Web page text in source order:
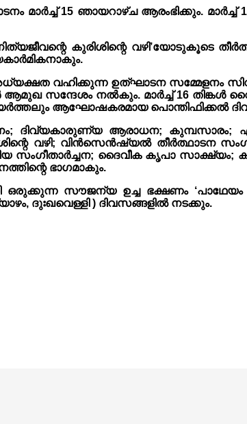
മാർച്ച് 15 ഞായറാഴ്ച ആരംഭിക്കും.
കുരിശിന്റെ വഴി’യോടുകൂടെ
വഹിക്കുന്ന ഉത്‌ഘാടന സമ്മേളനം
സന്ദേശം നൽകും. മാർച്ച് 16 തിങ്കൾ
ആഘോഷകരമായ പൊന്തിഫിക്കൽ
ദിവ്യകാരുണ്യ ആരാധന;
വഴി; വിൻസെൻഷ്യൽ തീർത്ഥാടന
സംഗീതാർച്ചന; ദൈവീക കൃപാ
ഭാഗമാകും.
സൗജന്യ ഉച്ച ഭക്ഷണം ‘പാഥേയം
ദുഃഖവെള്ളി ) ദിവസങ്ങളിൽ നടക്കും.